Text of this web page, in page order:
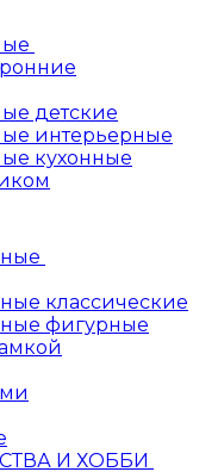
детские
интерьерные
кухонные
классические
фигурные
И ХОББИ